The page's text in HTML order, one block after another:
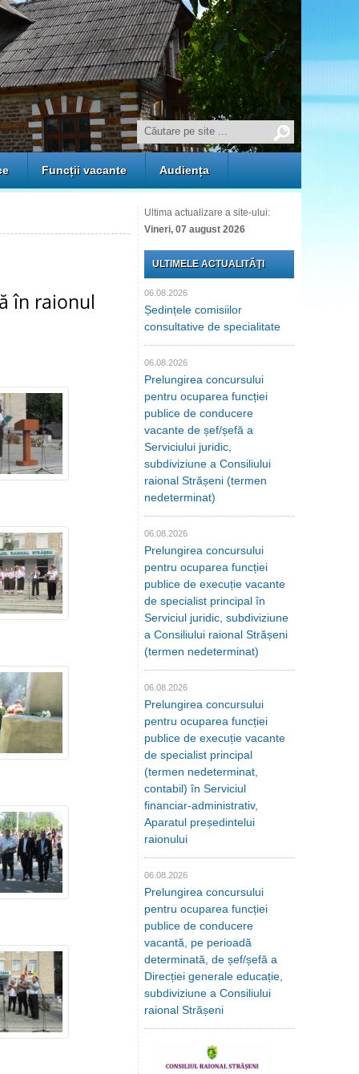
Funcții vacante Audiența
în raionul
Ultima actualizare a site-ului:
Vineri, 07 august 2026
ULTIMELE ACTUALITĂŢI
06.08.2026
Ședințele comisiilor
consultative de specialitate
06.08.2026
Prelungirea concursului
pentru ocuparea funcției
publice de conducere
vacante de șef/șefă a
Serviciului juridic,
subdiviziune a Consiliului
raional Strășeni (termen
nedeterminat)
06.08.2026
Prelungirea concursului
pentru ocuparea funcției
publice de execuție vacante
de specialist principal în
Serviciul juridic, subdiviziune
a Consiliului raional Strășeni
(termen nedeterminat)
06.08.2026
Prelungirea concursului
pentru ocuparea funcției
publice de execuție vacante
de specialist principal
(termen nedeterminat,
contabil) în Serviciul
financiar-administrativ,
Aparatul președintelui
raionului
06.08.2026
Prelungirea concursului
pentru ocuparea funcției
publice de conducere
vacantă, pe perioadă
determinată, de șef/șefă a
Direcției generale educație,
subdiviziune a Consiliului
raional Strășeni